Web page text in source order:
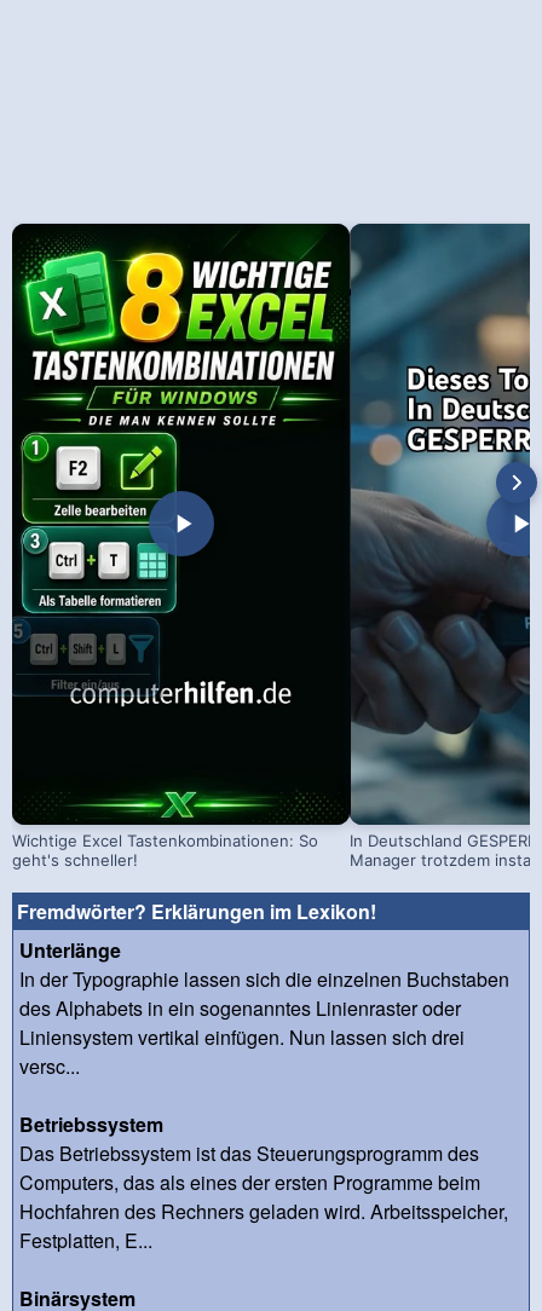
Wichtige Excel Tastenkombinationen: So
geht's schneller!
In Deutschland
Manager trotzdem
Fremdwörter? Erklärungen im Lexikon!
Unterlänge
In der Typographie lassen sich die einzelnen Buchstaben
des Alphabets in ein sogenanntes Linienraster oder
Liniensystem vertikal einfügen. Nun lassen sich drei
versc...
Betriebssystem
Das Betriebssystem ist das Steuerungsprogramm des
Computers, das als eines der ersten Programme beim
Hochfahren des Rechners geladen wird. Arbeitsspeicher,
Festplatten, E...
Binärsystem